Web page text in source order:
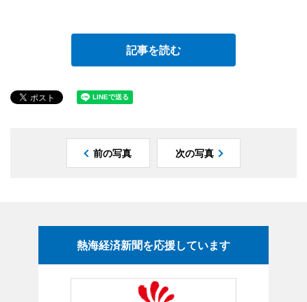
記事を読む
前の写真 次の写真
熱海経済新聞を応援しています